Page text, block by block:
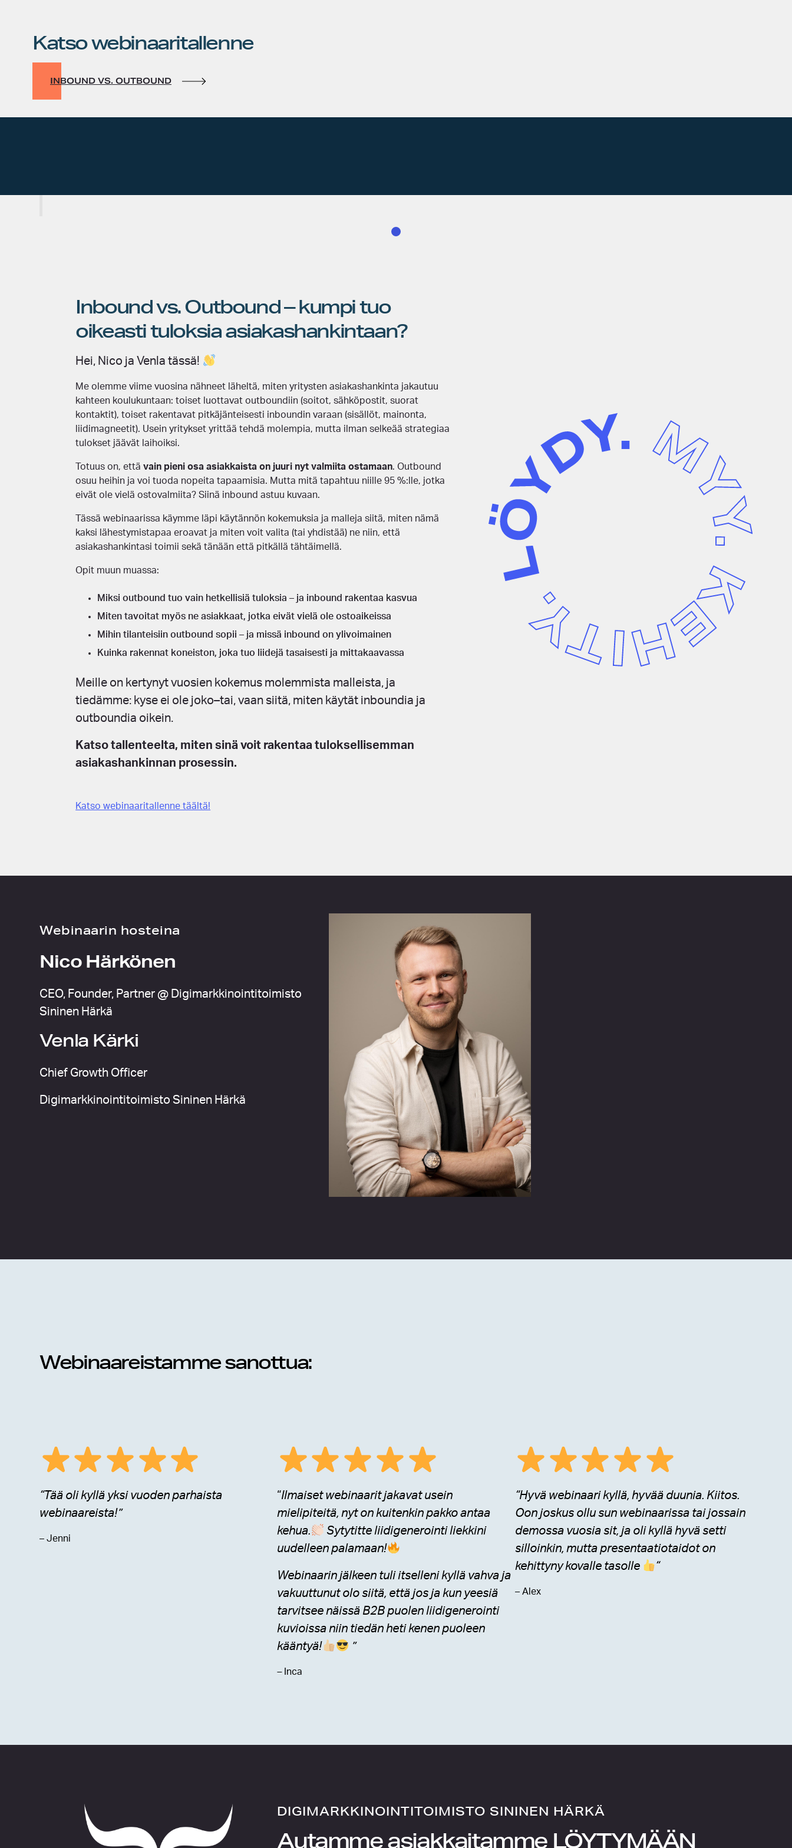
Katso webinaaritallenne
INBOUND VS. OUTBOUND
Inbound vs. Outbound – kumpi tuo
oikeasti tuloksia asiakashankintaan?
Hei, Nico ja Venla tässä!
Me olemme viime vuosina nähneet läheltä, miten yritysten asiakashankinta jakautuu
kahteen koulukuntaan: toiset luottavat outboundiin (soitot, sähköpostit, suorat
kontaktit), toiset rakentavat pitkäjänteisesti inboundin varaan (sisällöt, mainonta,
liidimagneetit). Usein yritykset yrittää tehdä molempia, mutta ilman selkeää strategiaa
tulokset jäävät laihoiksi.
Totuus on, ettävain pieni osa asiakkaista on juuri nyt valmiita ostamaan. Outbound
osuu heihin ja voi tuoda nopeita tapaamisia. Mutta mitä tapahtuu niille 95 %:lle, jotka
eivät ole vielä ostovalmiita? Siinä inbound astuu kuvaan.
Tässä webinaarissa käymme läpi käytännön kokemuksia ja malleja siitä, miten nämä
kaksi lähestymistapaa eroavat ja miten voit valita (tai yhdistää) ne niin, että
asiakashankintasi toimii sekä tänään että pitkällä tähtäimellä.
Opit muun muassa:
Miksi outbound tuo vain hetkellisiä tuloksia – ja inbound rakentaa kasvua
Miten tavoitat myös ne asiakkaat, jotka eivät vielä ole ostoaikeissa
Mihin tilanteisiin outbound sopii – ja missä inbound on ylivoimainen
Kuinka rakennat koneiston, joka tuo liidejä tasaisesti ja mittakaavassa
Meille on kertynyt vuosien kokemus molemmista malleista, ja
tiedämme: kyse ei ole joko–tai, vaan siitä, miten käytät inboundia ja
outboundia oikein.
Katso tallenteelta, miten sinä voit rakentaa tuloksellisemman
asiakashankinnan prosessin.
Katso webinaaritallenne täältä!
Webinaarin hosteina
Nico Härkönen
CEO, Founder, Partner @ Digimarkkinointitoimisto
Sininen Härkä
Venla Kärki
Chief Growth Officer
Digimarkkinointitoimisto Sininen Härkä
Webinaareistamme sanottua:
“Tää oli kyllä yksi vuoden parhaista
webinaareista!”
– Jenni
“Ilmaiset webinaarit jakavat usein
mielipiteitä, nyt on kuitenkin pakko antaa
kehua.
Sytytitte liidigenerointi liekkini
uudelleen palamaan!
Webinaarin jälkeen tuli itselleni kyllä vahva ja
vakuuttunut olo siitä, että jos ja kun yeesiä
tarvitsee näissä B2B puolen liidigenerointi
kuvioissa niin tiedän heti kenen puoleen
kääntyä!
”
– Inca
“Hyvä webinaari kyllä, hyvää duunia. Kiitos.
Oon joskus ollu sun webinaarissa tai jossain
demossa vuosia sit, ja oli kyllä hyvä setti
silloinkin, mutta presentaatiotaidot on
kehittyny kovalle tasolle
“
– Alex
DIGIMARKKINOINTITOIMISTO SININEN HÄRKÄ
Autamme asiakkaitamme LÖYTYMÄÄN